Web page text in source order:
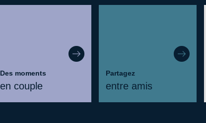
Des moments
en couple
Partagez
entre amis